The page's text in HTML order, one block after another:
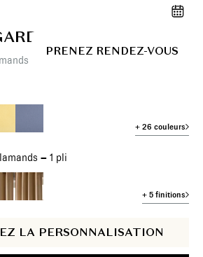
PRENEZ RENDEZ-VOUS
– 1 pli
+ 26 couleurs
– 1 pli
+ 5 finitions
LA PERSONNALISATION